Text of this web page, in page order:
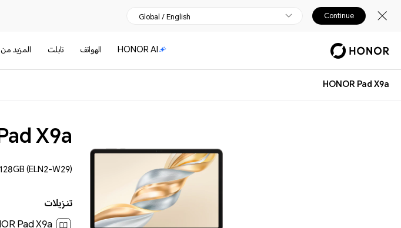
Global / English Continue
HONOR AI الهواتف تابلت المزيد
HONOR Pad X9a
X9a
(ELN2-W29)
تنزيلات